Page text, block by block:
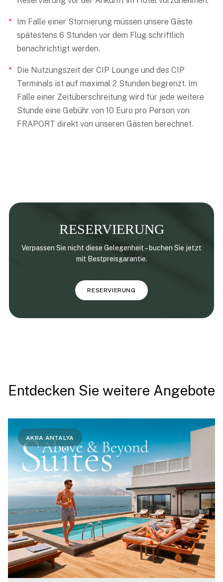
Im Falle einer Stornierung müssen unsere Gäste
spätestens 6 Stunden vor dem Flug schriftlich
benachrichtigt werden.
Die Nutzungszeit der CIP Lounge und des CIP
Terminals ist auf maximal 2 Stunden begrenzt. Im
Falle einer Zeitüberschreitung wird für jede weitere
Stunde eine Gebühr von 10 Euro pro Person von
FRAPORT direkt von unseren Gästen berechnet.
RESERVIERUNG
Verpassen Sie nicht diese Gelegenheit – buchen Sie jetzt
mit Bestpreisgarantie.
RESERVIERUNG
Entdecken Sie weitere Angebote
AKRA ANTALYA